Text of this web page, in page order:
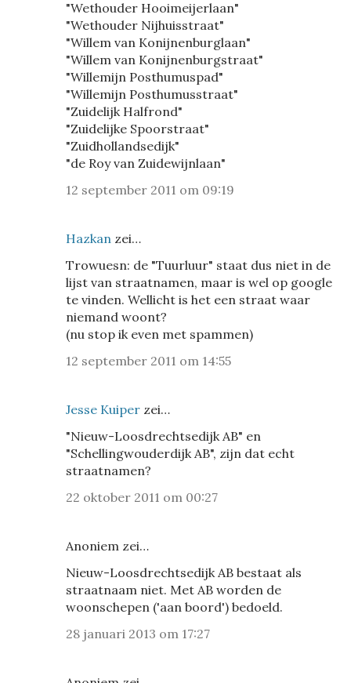
"Wethouder Hooimeijerlaan"
"Wethouder Nijhuisstraat"
"Willem van Konijnenburglaan"
"Willem van Konijnenburgstraat"
"Willemijn Posthumuspad"
"Willemijn Posthumusstraat"
"Zuidelijk Halfrond"
"Zuidelijke Spoorstraat"
"Zuidhollandsedijk"
"de Roy van Zuidewijnlaan"
12 september 2011 om 09:19
Hazkan zei…
Trowuesn: de "Tuurluur" staat dus niet in de
lijst van straatnamen, maar is wel op google
te vinden. Wellicht is het een straat waar
niemand woont?
(nu stop ik even met spammen)
12 september 2011 om 14:55
Jesse Kuiper zei…
"Nieuw-Loosdrechtsedijk AB" en
"Schellingwouderdijk AB", zijn dat echt
straatnamen?
22 oktober 2011 om 00:27
Anoniem zei…
Nieuw-Loosdrechtsedijk AB bestaat als
straatnaam niet. Met AB worden de
woonschepen ('aan boord') bedoeld.
28 januari 2013 om 17:27